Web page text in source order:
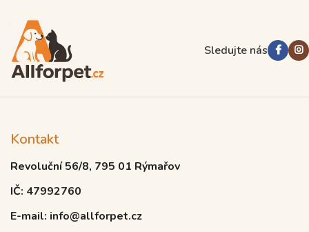
Sledujte nás
Kontakt
Revoluční 56/8, 795 01 Rýmařov
IČ: 47992760
E-mail: info@allforpet.cz